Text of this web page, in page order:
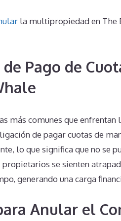
la multipropiedad en The
Pago de
más comunes que
de pagar cuotas de
lo que significa que no se
se sienten
generando una carga
Anular el